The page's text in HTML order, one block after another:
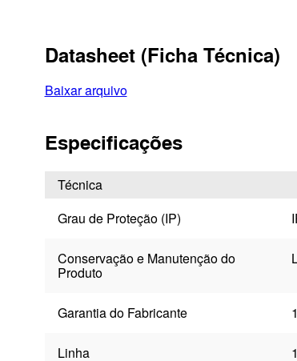
Datasheet (Ficha Técnica)
Baixar arquivo
Especificações
Técnica
Grau de Proteção (IP)
Conservação e Manutenção do
Produto
Garantia do Fabricante
Linha